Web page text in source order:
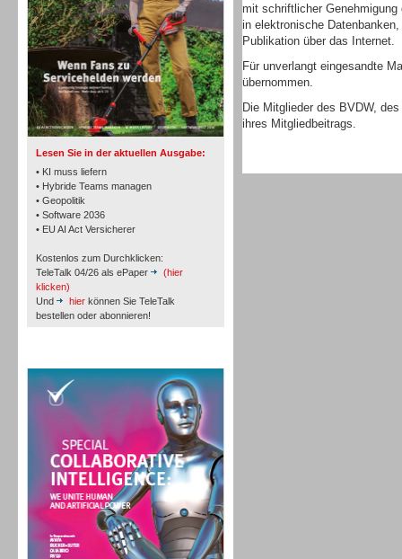
Lesen Sie in der aktuellen Ausgabe:
• KI muss liefern
• Hybride Teams managen
• Geopolitik
• Software 2036
• EU AI Act Versicherer
Kostenlos zum Durchklicken:
TeleTalk 04/26 als ePaper
(hier
klicken)
Und
hier können Sie TeleTalk
bestellen oder abonnieren!
TK- und ACD-Systeme
Workforce-Management
Personal
mit schriftlicher
in elektronische
Publikation über das Internet.
Für unverlangt eingesandte
übernommen.
Die Mitglieder des BVDW,
ihres Mitgliedbeitrags.